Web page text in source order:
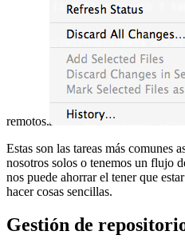
remotos.
Estas son las tareas más comunes
nosotros solos o tenemos un flujo
nos puede ahorrar el tener que
hacer cosas sencillas.
Gestión de